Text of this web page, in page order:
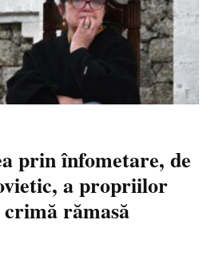
prin înfometare, de
a propriilor
crimă rămasă